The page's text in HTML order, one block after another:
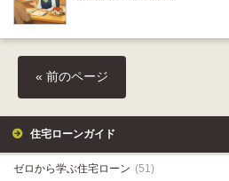
« 前のページ
住宅ローンガイド
ゼロから学ぶ住宅ローン (51)